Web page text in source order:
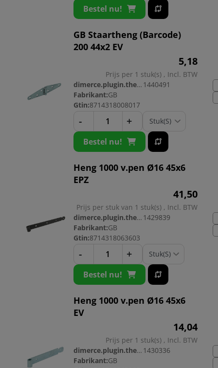
Bestel nu!
GB Staartheng (Barcode)
200 44x2 EV
5,18
Prijs per 1 stuk(s) , Incl. BTW
dimerce.plugin.theme.productnr: 1440491
Fabrikant:GB
Gtin:8714318008017
- +
Bestel nu!
Heng 1000 v.pen Ø16 45x6
EPZ
41,50
Prijs per stuk van 1 stuk(s) , Incl. BTW
dimerce.plugin.theme.productnr: 1429839
Fabrikant:GB
Gtin:8714318063603
- +
Bestel nu!
Heng 1000 v.pen Ø16 45x6
EV
14,04
Prijs per 1 stuk(s) , Incl. BTW
dimerce.plugin.theme.productnr: 1430336
Fabrikant:GB